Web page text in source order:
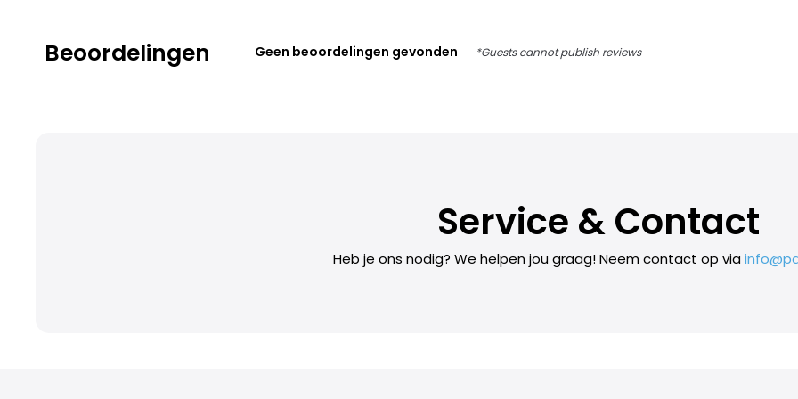
Beoordelingen Geen beoordelingen gevonden *Guests cannot publish reviews
Service & Contact
Heb je ons nodig? We helpen jou graag! Neem contact op via